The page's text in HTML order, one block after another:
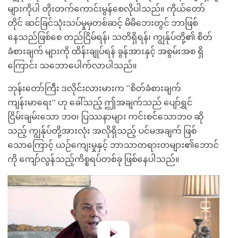
များကိုပါ တိုးတက်ကောင်းမွန်စေလိုပါသည်။ ကိုယ်တော်
တိုင် ဆင်ခြင်သုံးသပ်မှုမှတစ်ဆင့် မိမိဘေးတွင် ဘာဖြစ်
နေသည်ဖြစ်စေ တည်ငြိမ်ရန်၊ သတိရှိရန်၊ ကျွန်ုပ်တို့၏ စိတ်
ခံစားချက် များကို ထိန်းချုပ်ရန် ခွန်အားနှင့် အစွမ်းအစ ရှိ
ကြောင်း သဘောပေါက်လာပါသည်။
ဘုန်းတော်ကြီး ဒလိုင်းလားမားက ‘‘စိတ်ခံစားချက်
ကျန်းမာရေး’’ ဟု ခေါ်သည့် ဤအချက်သည် ပျော်ရွှင်
ငြိမ်းချမ်းသော ဘဝ၊ ပြဿနာများ ကင်းစင်သောဘဝ ဆို
သည့် ကျွန်ုပ်တို့အားလုံး အလိုရှိသည့် ပင်မအချက် ဖြစ်
သောကြောင့် ယဉ်ကျေးမှုနှင့် ဘာသာတရားတများ၏ဘောင်
ကို ကျော်လွန်သည့်ကိစ္စရပ်တစ်ခု ဖြစ်နေပါသည်။